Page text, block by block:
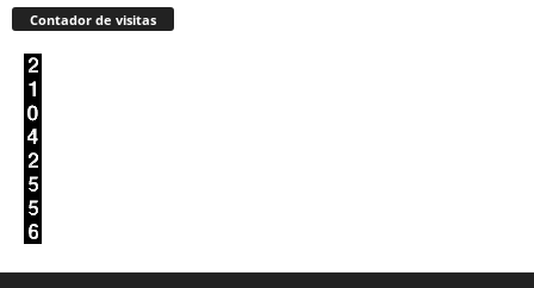
Contador de visitas